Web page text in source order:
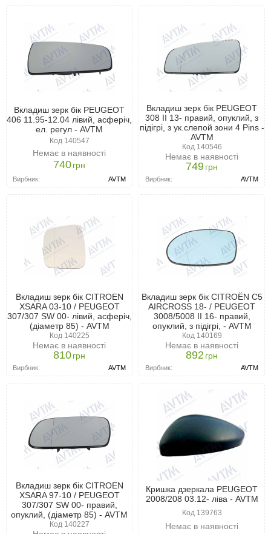
Вкладиш зерк бік PEUGEOT
406 11.95-12.04 лівий, асферіч,
ел. регул - AVTM
Код 140547
Немає в наявності
740грн
Вирбник: AVTM
Вкладиш зерк бік PEUGEOT
308 II 13- правий, опуклий, з
підігрі, з ук.слепой зони 4 Pins -
AVTM
Код 140546
Немає в наявності
749грн
Вирбник: AVTM
Вкладиш зерк бік CITROEN
XSARA 03-10 / PEUGEOT
307/307 SW 00- лівий, асферіч,
(діаметр 85) - AVTM
Код 140225
Немає в наявності
810грн
Вирбник: AVTM
Вкладиш зерк бік CITROËN C5
AIRCROSS 18- / PEUGEOT
3008/5008 II 16- правий,
опуклий, з підігрі, - AVTM
Код 140169
Немає в наявності
892грн
Вирбник: AVTM
Вкладиш зерк бік CITROEN
XSARA 97-10 / PEUGEOT
307/307 SW 00- правий,
опуклий, (діаметр 85) - AVTM
Код 140227
Кришка дзеркала PEUGEOT
2008/208 03.12- ліва - AVTM
Код 139763
Немає в наявності